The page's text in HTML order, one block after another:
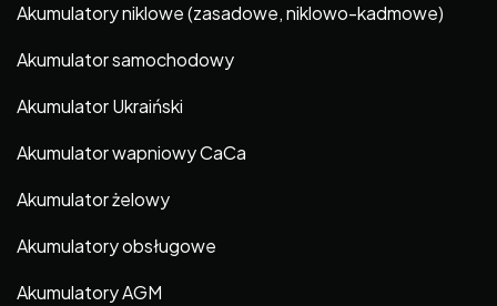
Akumulatory niklowe (zasadowe, niklowo-kadmowe)
Akumulator samochodowy
Akumulator Ukraiński
Akumulator wapniowy CaCa
Akumulator żelowy
Akumulatory obsługowe
Akumulatory AGM